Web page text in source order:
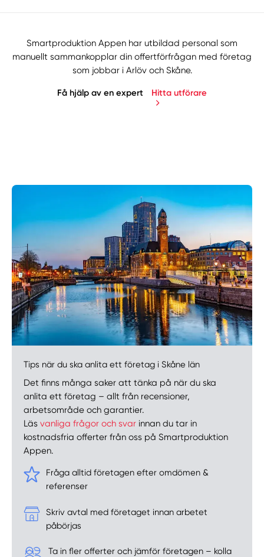
Välj tillvägagångssätt
Smartproduktion Appen har utbildad personal som
manuellt sammankopplar din offertförfrågan med företag
som jobbar i Arlöv och Skåne.
Få hjälp av en expert Hitta utförare
Tips när du ska anlita ett företag i Skåne län
Det finns många saker att tänka på när du ska
anlita ett företag – allt från recensioner,
arbetsområde och garantier.
Läsvanliga frågor och svar innan du tar in
kostnadsfria offerter från oss på Smartproduktion
Appen.
Fråga alltid företagen efter omdömen &
referenser
Skriv avtal med företaget innan arbetet
påbörjas
Ta in fler offerter och jämför företagen – kolla